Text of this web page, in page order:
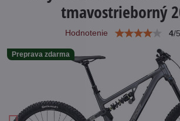
Preprava zdarma
tmavostrieborný
Hodnotenie 4/5